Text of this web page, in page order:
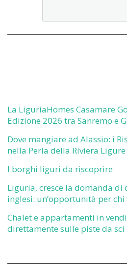
La LiguriaHomes Casamare
Edizione 2026 tra Sanremo e
Dove mangiare ad Alassio: i
nella Perla della Riviera Ligure
I borghi liguri da riscoprire
Liguria, cresce la domanda di
inglesi: un’opportunità per chi
Chalet e appartamenti in
direttamente sulle piste da sci